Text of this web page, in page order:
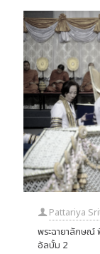
Pattariya
พระฉายาลักษณ์
อัลบั้ม 2